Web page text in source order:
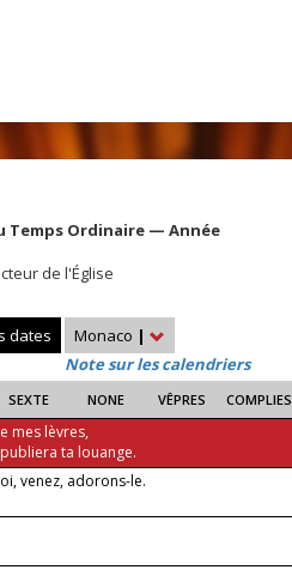
Temps Ordinaire — Année
de l'Église
dates Monaco |
Note sur les calendriers
SEXTE NONE VÊPRES COMPLIES
mes lèvres,
ta louange.
venez, adorons-le.